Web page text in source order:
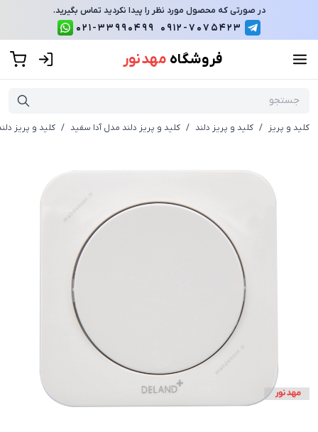
در صورتی که محصول مورد نظر را پیدا نکردید تماس بگیرید.
0912-7075423
021-33990499
فروشگاه مهد نور
کلید و پریز / کلید و پریز دلند / کلید و پریز دلند مدل آدا سفید / کلید و پریز